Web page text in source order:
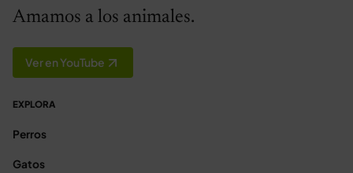
Amamos a los animales.
Ver en YouTube
EXPLORA
Perros
Gatos